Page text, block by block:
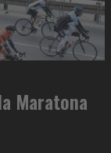
Maratona